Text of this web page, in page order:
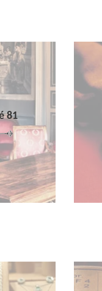
81